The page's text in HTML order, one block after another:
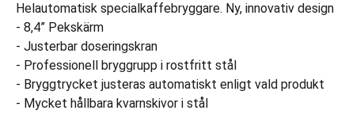
Helautomatisk specialkaffebryggare. Ny, innovativ design
- 8,4” Pekskärm
- Justerbar doseringskran
- Professionell bryggrupp i rostfritt stål
- Bryggtrycket justeras automatiskt enligt vald produkt
- Mycket hållbara kvarnskivor i stål